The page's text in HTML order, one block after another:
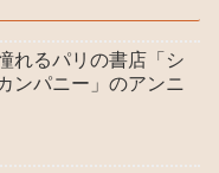
れるパリの書店「シ
ンパニー」のアンニ